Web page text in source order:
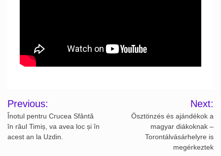
Post
navigation
Previous:
Înotul pentru Crucea Sfântă
în râul Timiș, va avea loc și în
acest an la Uzdin.
Next:
Ösztönzés és ajándékok a
magyar diákoknak –
Torontálvásárhelyre is
megérkeztek